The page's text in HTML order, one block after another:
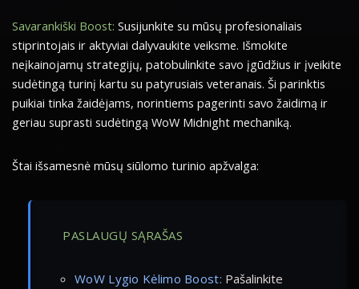
Savarankiški Boost: Susijunkite su mūsų profesionaliais
stiprintojais ir aktyviai dalyvaukite veiksme. Išmokite
neįkainojamų strategijų, patobulinkite savo įgūdžius ir įveikite
sudėtingą turinį kartu su patyrusiais veteranais. Ši parinktis
puikiai tinka žaidėjams, norintiems pagerinti savo žaidimą ir
geriau suprasti sudėtingą WoW Midnight mechaniką.
Štai išsamesnė mūsų siūlomo turinio apžvalga:
PASLAUGŲ SĄRAŠAS
WoW Lygio Kėlimo Boost: Pašalinkite